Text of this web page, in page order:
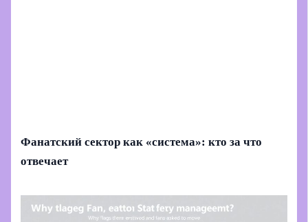
Фанатский сектор как «система»: кто за что
отвечает